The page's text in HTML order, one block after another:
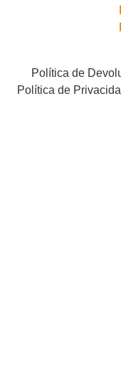
Política de
Política de